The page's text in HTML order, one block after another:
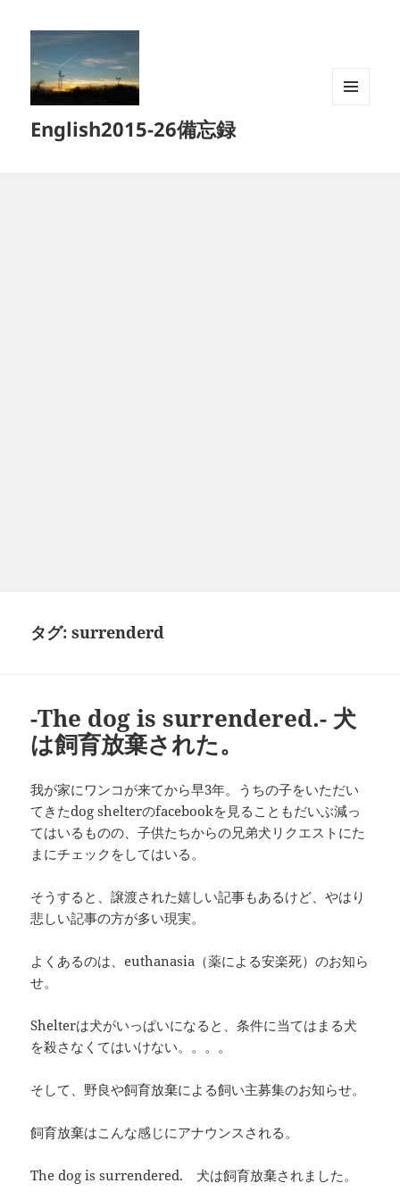
English2015-26備忘録
タグ:surrenderd
-The dog is surrendered.- 犬
は飼育放棄された。
我が家にワンコが来てから早3年。うちの子をいただい
てきたdog shelterのfacebookを見ることもだいぶ減っ
てはいるものの、子供たちからの兄弟犬リクエストにた
まにチェックをしてはいる。
そうすると、譲渡された嬉しい記事もあるけど、やはり
悲しい記事の方が多い現実。
よくあるのは、euthanasia（薬による安楽死）のお知ら
せ。
Shelterは犬がいっぱいになると、条件に当てはまる犬
を殺さなくてはいけない。。。。
そして、野良や飼育放棄による飼い主募集のお知らせ。
飼育放棄はこんな感じにアナウンスされる。
The dog is surrendered. 犬は飼育放棄されました。